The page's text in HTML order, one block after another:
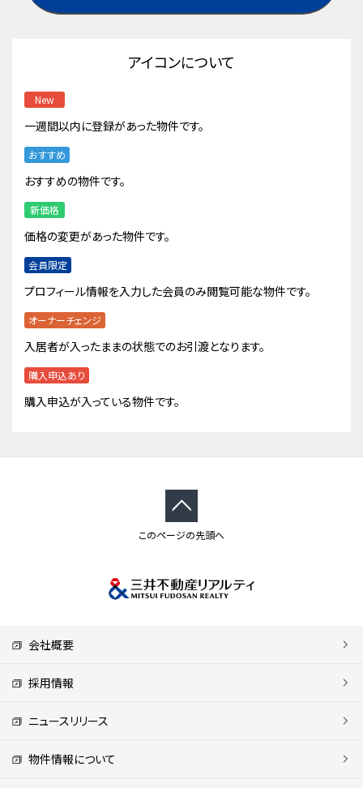
アイコンについて
New
一週間以内に登録があった物件です。
おすすめ
おすすめの物件です。
新価格
価格の変更があった物件です。
会員限定
プロフィール情報を入力した会員のみ閲覧可能な物件です。
オーナーチェンジ
入居者が入ったままの状態でのお引渡となります。
購入申込あり
購入申込が入っている物件です。
このページの先頭へ
会社概要
採用情報
ニュースリリース
物件情報について